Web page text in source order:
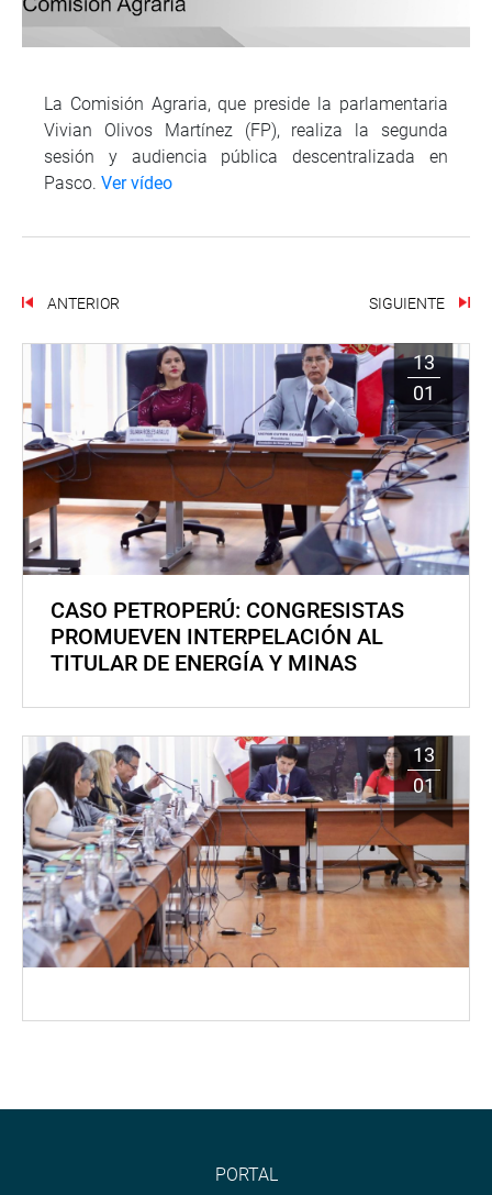
La Comisión Agraria, que preside la parlamentaria
Vivian Olivos Martínez (FP), realiza la segunda
sesión y audiencia pública descentralizada en
Pasco. Ver vídeo
ANTERIOR SIGUIENTE
13
01
CASO PETROPERÚ: CONGRESISTAS
PROMUEVEN INTERPELACIÓN AL
TITULAR DE ENERGÍA Y MINAS
13
01
PORTAL